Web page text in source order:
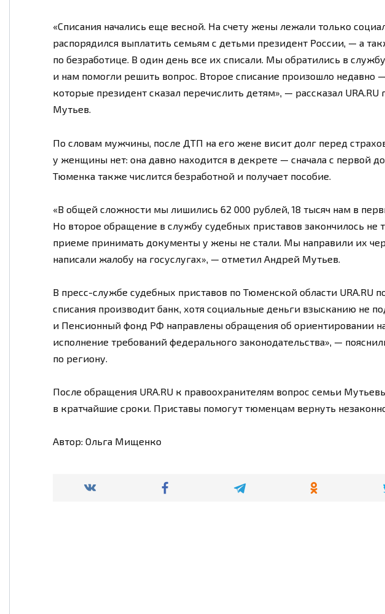
«Списания начались еще весной. На счету жены лежали только
распорядился выплатить семьям с детьми президент России, — а
по безработице. В один день все их списали. Мы обратились в
и нам помогли решить вопрос. Второе списание произошло недавно
которые президент сказал перечислить детям», — рассказал URA.RU
Мутьев.
По словам мужчины, после ДТП на его жене висит долг перед
у женщины нет: она давно находится в декрете — сначала с первой
Тюменка также числится безработной и получает пособие.
«В общей сложности мы лишились 62 000 рублей, 18 тысяч нам в
Но второе обращение в службу судебных приставов закончилось не
приеме принимать документы у жены не стали. Мы направили их
написали жалобу на госуслугах», — отметил Андрей Мутьев.
В пресс-службе судебных приставов по Тюменской области URA.RU
списания производит банк, хотя социальные деньги взысканию не
и Пенсионный фонд РФ направлены обращения об ориентировании
исполнение требований федерального законодательства», —
по региону.
После обращения URA.RU к правоохранителям вопрос семьи
в кратчайшие сроки. Приставы помогут тюменцам вернуть
Автор: Ольга Мищенко